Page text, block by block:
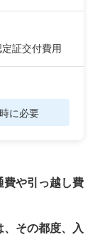
証交付費用
に必要
費や引っ越し費
その都度、入